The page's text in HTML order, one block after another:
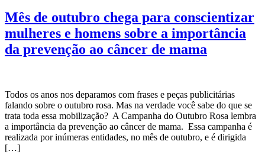
Mês de outubro chega para conscientizar
mulheres e homens sobre a importância
da prevenção ao câncer de mama
Todos os anos nos deparamos com frases e peças publicitárias
falando sobre o outubro rosa. Mas na verdade você sabe do que se
trata toda essa mobilização? A Campanha do Outubro Rosa lembra
a importância da prevenção ao câncer de mama. Essa campanha é
realizada por inúmeras entidades, no mês de outubro, e é dirigida
[…]